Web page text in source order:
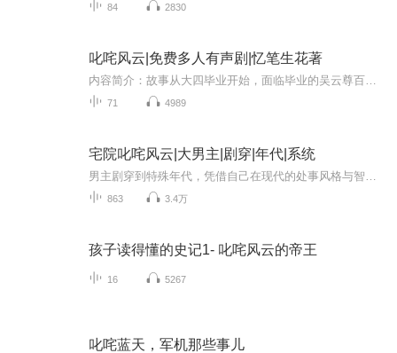
84 2830
叱咤风云|免费多人有声剧|忆笔生花著
71 4989
宅院叱咤风云|大男主|剧穿|年代|系统
863 3.4万
孩子读得懂的史记1- 叱咤风云的帝王
16 5267
叱咤蓝天，军机那些事儿